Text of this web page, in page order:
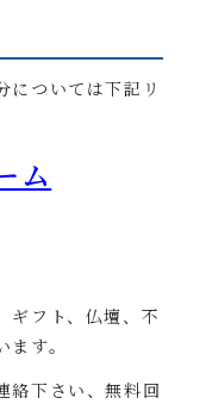
については下記リ
ム
ギフト、仏壇、不
す。
絡下さい、無料回